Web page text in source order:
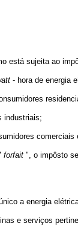
está sujeita ao
- hora de energia
comerciais
forfait ", o impôsto
a energia
e serviços